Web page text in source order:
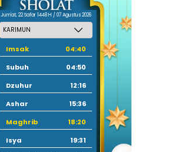
Jum'at, 22 Safar 1448 H / 07 Agustus 2026
Imsak
04:40
Subuh
04:50
Dzuhur
12:16
Ashar
15:36
Maghrib
18:20
Isya
19:31